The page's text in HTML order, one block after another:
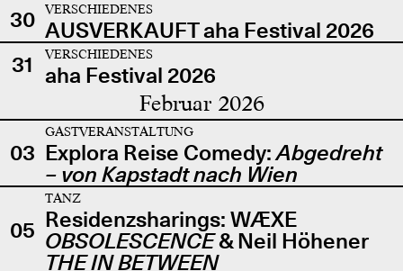
30
VERSCHIEDENES
AUSVERKAUFT aha Festival 2026
31
VERSCHIEDENES
aha Festival 2026
Februar 2026
03
GASTVERANSTALTUNG
Explora Reise Comedy:Abgedreht
– von Kapstadt nach Wien
05
TANZ
Residenzsharings: WÆXE
OBSOLESCENCE& Neil Höhener
THE IN BETWEEN